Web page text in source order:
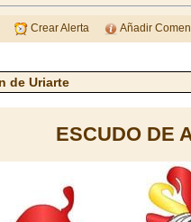
Crear Alerta Añadir
de Uriarte
ESCUDO DE